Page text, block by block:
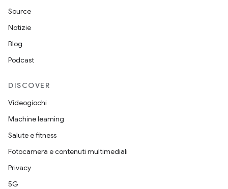
Source
Notizie
Blog
Podcast
DISCOVER
Videogiochi
Machine learning
Salute e fitness
Fotocamera e contenuti multimediali
Privacy
5G